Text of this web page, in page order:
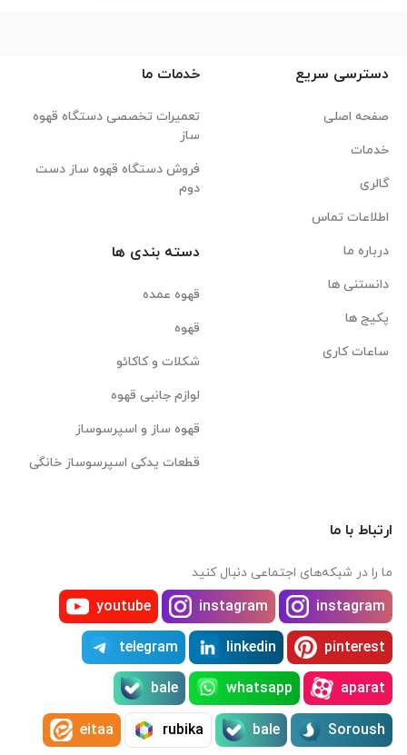
دسترسی سریع
صفحه اصلی
خدمات
گالری
اطلاعات تماس
درباره ما
دانستنی ها
پکیج ها
ساعات کاری
خدمات ما
تعمیرات تخصصی دستگاه قهوه
ساز
فروش دستگاه قهوه ساز دست
دوم
دسته بندی ها
قهوه عمده
قهوه
شکلات و کاکائو
لوازم جانبی قهوه
قهوه ساز و اسپرسوساز
قطعات یدکی اسپرسوساز خانگی
ارتباط با ما
ما را در شبکه‌های اجتماعی دنبال کنید
instagram
instagram
youtube
pinterest
linkedin
telegram
aparat
whatsapp
bale
Soroush
bale
rubika
eitaa